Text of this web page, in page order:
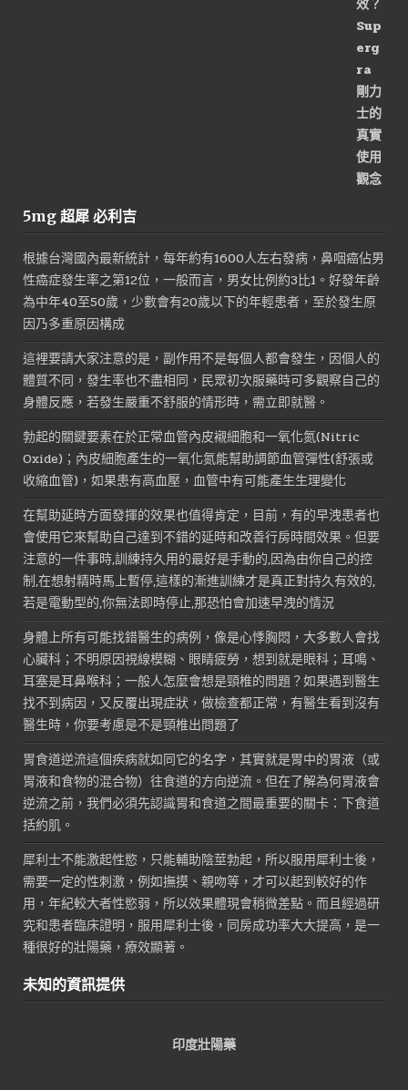
5mg 超犀 必利吉
根據台灣國內最新統計，每年約有1600人左右發病，鼻咽癌佔男
性癌症發生率之第12位，一般而言，男女比例約3比1。好發年齡
為中年40至50歲，少數會有20歲以下的年輕患者，至於發生原
因乃多重原因構成
這裡要請大家注意的是，副作用不是每個人都會發生，因個人的
體質不同，發生率也不盡相同，民眾初次服藥時可多觀察自己的
身體反應，若發生嚴重不舒服的情形時，需立即就醫。
勃起的關鍵要素在於正常血管內皮襯細胞和一氧化氮(Nitric
Oxide)；內皮細胞產生的一氧化氮能幫助調節血管彈性(舒張或
收縮血管)，如果患有高血壓，血管中有可能產生生理變化
在幫助延時方面發揮的效果也值得肯定，目前，有的早洩患者也
會使用它來幫助自己達到不錯的延時和改善行房時間效果。但要
注意的一件事時,訓練持久用的最好是手動的,因為由你自己的控
制,在想射精時馬上暫停,這樣的漸進訓練才是真正對持久有效的,
若是電動型的,你無法即時停止,那恐怕會加速早洩的情況
身體上所有可能找錯醫生的病例，像是心悸胸悶，大多數人會找
心臟科；不明原因視線模糊、眼睛疲勞，想到就是眼科；耳鳴、
耳塞是耳鼻喉科；一般人怎麼會想是頸椎的問題？如果遇到醫生
找不到病因，又反覆出現症狀，做檢查都正常，有醫生看到沒有
醫生時，你要考慮是不是頸椎出問題了
胃食道逆流這個疾病就如同它的名字，其實就是胃中的胃液（或
胃液和食物的混合物）往食道的方向逆流。但在了解為何胃液會
逆流之前，我們必須先認識胃和食道之間最重要的關卡：下食道
括約肌。
犀利士不能激起性慾，只能輔助陰莖勃起，所以服用犀利士後，
需要一定的性刺激，例如撫摸、親吻等，才可以起到較好的作
用，年紀較大者性慾弱，所以效果體現會稍微差點。而且經過研
究和患者臨床證明，服用犀利士後，同房成功率大大提高，是一
種很好的壯陽藥，療效顯著。
未知的資訊提供
印度壯陽藥